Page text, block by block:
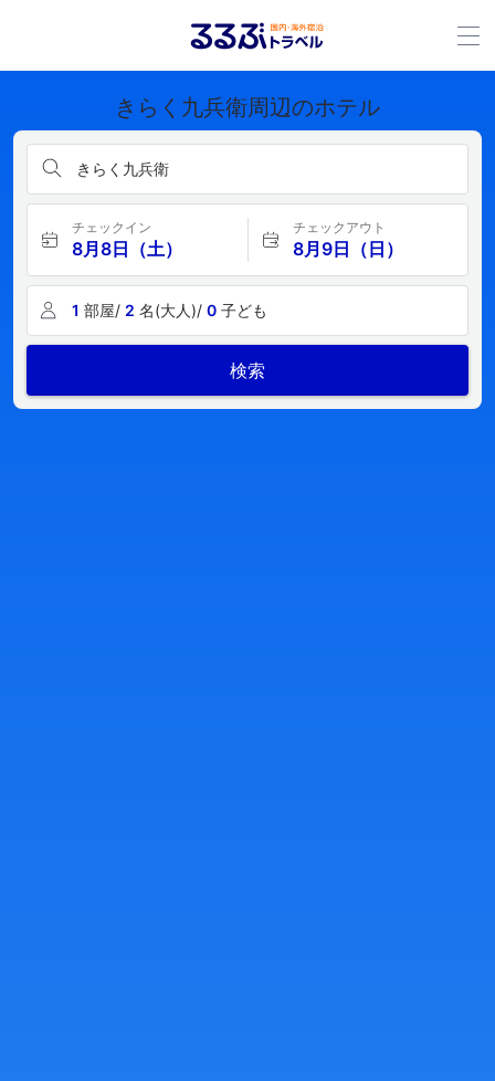
きらく九兵衛周辺のホテル
きらく九兵衛
チェックイン
8月8日（土）
チェックアウト
8月9日（日）
1 部屋/ 2 名(大人)/ 0 子ども
検索